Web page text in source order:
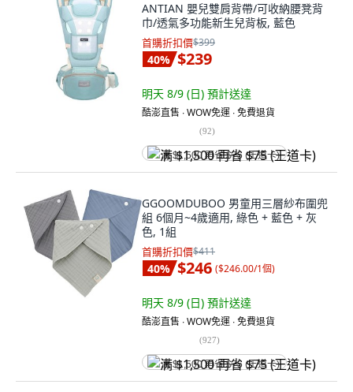
ANTIAN 嬰兒雙肩背帶/可收納腰凳背
巾/透氣多功能新生兒背板, 藍色
首購折扣價$399
40% $239
明天 8/9 (日) 預計送達
酷澎直售 ∙ WOW免運 ∙ 免費退貨
(92)
满 $1,500 再省 $75 (王道卡)
GGOOMDUBOO 男童用三層紗布圍兜
組 6個月~4歲適用, 綠色 + 藍色 + 灰
色, 1組
首購折扣價$411
40% $246 ($246.00/1個)
明天 8/9 (日) 預計送達
酷澎直售 ∙ WOW免運 ∙ 免費退貨
(927)
满 $1,500 再省 $75 (王道卡)